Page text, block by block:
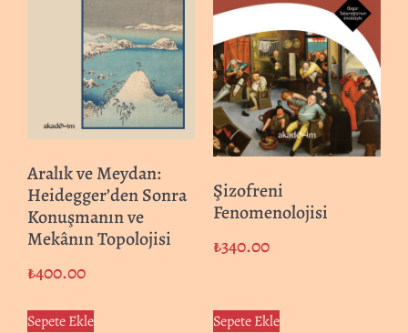
Aralık ve Meydan:
Heidegger’den Sonra
Konuşmanın ve
Mekânın Topolojisi
₺400.00
Sepete Ekle
Şizofreni
Fenomenolojisi
₺340.00
Sepete Ekle